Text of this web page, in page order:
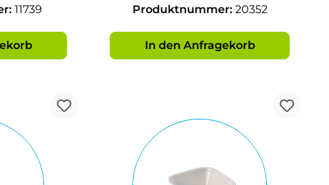
11739 Produktnummer: 20352
In den Anfragekorb